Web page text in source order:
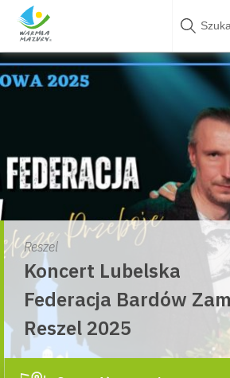
Skip
Reszel
Koncert Lubelska
Federacja Bardów
Reszel 2025